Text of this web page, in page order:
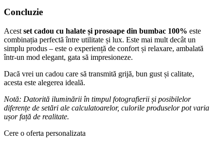
Concluzie
Acest set cadou cu halate și prosoape din bumbac 100% este
combinația perfectă între utilitate și lux. Este mai mult decât un
simplu produs – este o experiență de confort și relaxare, ambalată
într-un mod elegant, gata să impresioneze.
Dacă vrei un cadou care să transmită grijă, bun gust și calitate,
acesta este alegerea ideală.
Notă: Datorită iluminării în timpul fotografierii și posibilelor
diferențe de setări ale calculatoarelor, culorile produselor pot varia
ușor față de realitate.
Cere o oferta personalizata